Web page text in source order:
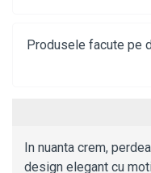
Produsele facute pe
In nuanta crem,
design elegant cu